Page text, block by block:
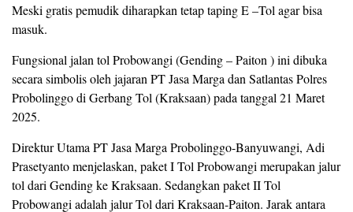
Meski gratis pemudik diharapkan tetap taping E –Tol agar bisa
masuk.
Fungsional jalan tol Probowangi (Gending – Paiton ) ini dibuka
secara simbolis oleh jajaran PT Jasa Marga dan Satlantas Polres
Probolinggo di Gerbang Tol (Kraksaan) pada tanggal 21 Maret
2025.
Direktur Utama PT Jasa Marga Probolinggo-Banyuwangi, Adi
Prasetyanto menjelaskan, paket I Tol Probowangi merupakan jalur
tol dari Gending ke Kraksaan. Sedangkan paket II Tol
Probowangi adalah jalur Tol dari Kraksaan-Paiton. Jarak antara